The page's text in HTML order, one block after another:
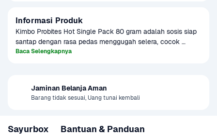
Informasi Produk
Kimbo Probites Hot Single Pack 80 gram adalah sosis siap
santap dengan rasa pedas menggugah selera, cocok
dijadikan camilan ataupun lauk praktis. Dikemas dalam
bekal, isian roti, atau topping mie instan favoritmu. Praktis,
pedas, dan memuaskan!
Baca Selengkapnya
Jaminan Belanja Aman
Barang tidak sesuai, Uang tunai kembali
Sayurbox Bantuan & Panduan